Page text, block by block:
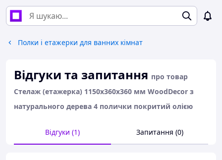
Полки і етажерки для ванних кімнат
Відгуки та запитання про товар
Стелаж (етажерка) 1150х360х360 мм WoodDecor з
натурального дерева 4 полички покритий олією
Відгуки (1) Запитання (0)